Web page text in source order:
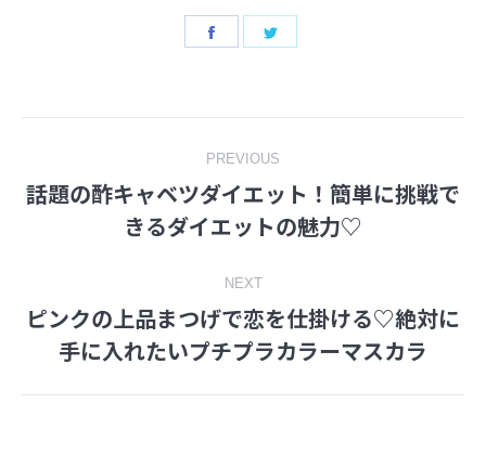
Share
navigation
PREVIOUS
Previous
post:
話題の酢キャベツダイエット！簡単に挑戦で
きるダイエットの魅力♡
NEXT
Next
post:
ピンクの上品まつげで恋を仕掛ける♡絶対に
手に入れたいプチプラカラーマスカラ